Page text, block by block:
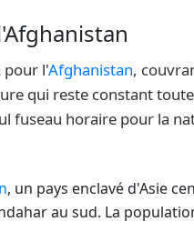
pour l'Afghanistan,
qui reste constant
fuseau horaire pour la
, un pays enclavé d'Asie
au sud. La